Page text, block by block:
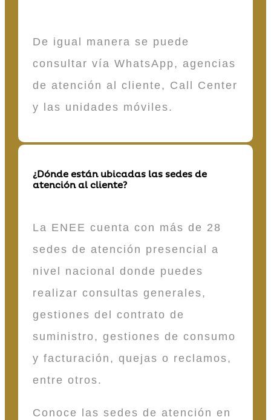
De igual manera se puede
consultar vía WhatsApp, agencias
de atención al cliente, Call Center
y las unidades móviles.
¿Dónde están ubicadas las sedes de
atención al cliente?
La ENEE cuenta con más de 28
sedes de atención presencial a
nivel nacional donde puedes
realizar consultas generales,
gestiones del contrato de
suministro, gestiones de consumo
y facturación, quejas o reclamos,
entre otros.
Conoce las sedes de atención en